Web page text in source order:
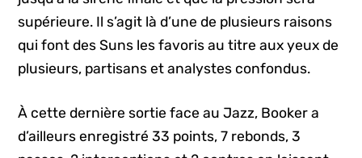
supérieure. Il s’agit là d’une de plusieurs raisons
qui font des Suns les favoris au titre aux yeux de
plusieurs, partisans et analystes confondus.
À cette dernière sortie face au Jazz, Booker a
d’ailleurs enregistré 33 points, 7 rebonds, 3